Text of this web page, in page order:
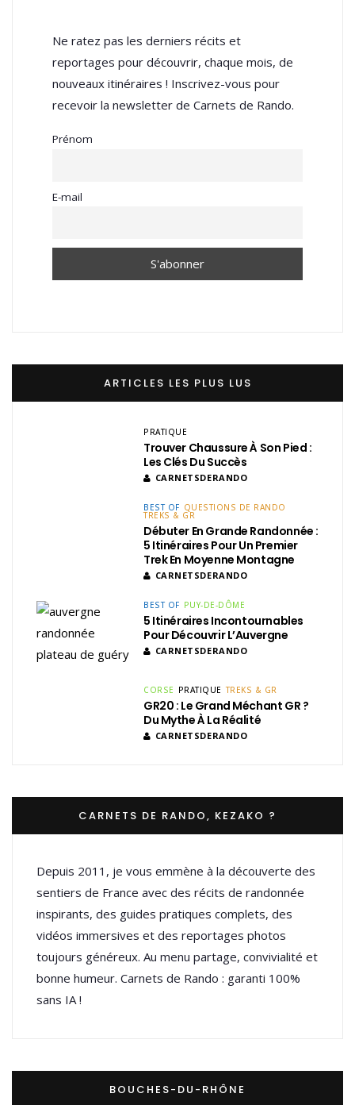
Ne ratez pas les derniers récits et
reportages pour découvrir, chaque mois, de
nouveaux itinéraires ! Inscrivez-vous pour
recevoir la newsletter de Carnets de Rando.
Prénom
E-mail
ARTICLES LES PLUS LUS
PRATIQUE
Trouver Chaussure À Son Pied :
Les Clés Du Succès
CARNETSDERANDO
BEST OF QUESTIONS DE RANDO
TREKS & GR
Débuter En Grande Randonnée :
5 Itinéraires Pour Un Premier
Trek En Moyenne Montagne
CARNETSDERANDO
BEST OF PUY-DE-DÔME
5 Itinéraires Incontournables
Pour Découvrir L’Auvergne
CARNETSDERANDO
CORSE PRATIQUE TREKS & GR
GR20 : Le Grand Méchant GR ?
Du Mythe À La Réalité
CARNETSDERANDO
CARNETS DE RANDO, KEZAKO ?
Depuis 2011, je vous emmène à la découverte des
sentiers de France avec des récits de randonnée
inspirants, des guides pratiques complets, des
vidéos immersives et des reportages photos
toujours généreux. Au menu partage, convivialité et
bonne humeur. Carnets de Rando : garanti 100%
sans IA !
BOUCHES-DU-RHÔNE